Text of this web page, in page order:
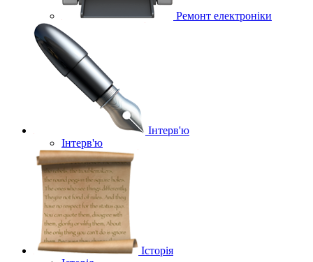
Ремонт електроніки
Інтерв'ю
Інтерв'ю
Історія